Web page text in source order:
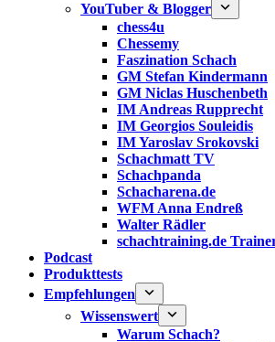
YouTuber & Blogger
chess4u
Chessemy
Faszination Schach
GM Stefan Kindermann
GM Niclas Huschenbeth
IM Andreas Rupprecht
IM Georgios Souleidis
IM Yaroslav Srokovski
Schachmatt TV
Schachpanda
Schacharena.de
WFM Anna Endreß
Walter Rädler
schachtraining.de
Podcast
Produkttests
Empfehlungen
Wissenswert
Warum Schach?